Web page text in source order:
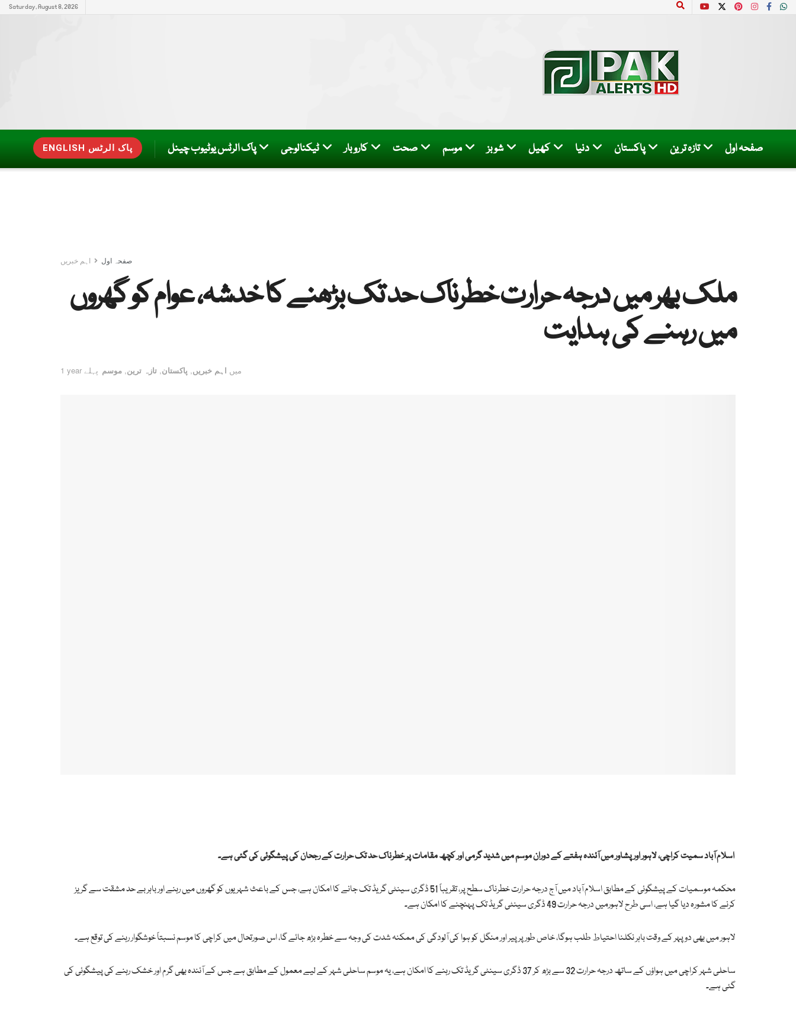
Saturday, August 8, 2026
ENGLISH پاک الرٹس پاک الرٹس یوٹیوب چینل ٹیکنالوجی کاروبار صحت موسم شوبز کھیل دنیا پاکستان تازہ ترین صفحہ اول
صفحہ اول اہم خبریں
ملک بھر میں درجہ حرارت خطرناک حد تک بڑھنے کا خدشہ، عوام کو گھروں
میں رہنے کی ہدایت
1 year پہلے میں اہم خبریں, پاکستان, تازہ ترین, موسم
اسلام آباد سمیت کراچی، لاہور اور پشاور میں آئندہ ہفتے کے دوران موسم میں شدید گرمی اور کچھ مقامات پر خطرناک حد تک حرارت کے رجحان کی پیشگوئی کی گئی ہے۔
محکمہ موسمیات کے پیشگوئی کے مطابق اسلام آباد میں آج درجہ حرارت خطرناک سطح پر، تقریباً 51 ڈگری سینٹی گریڈ تک جانے کا امکان ہے، جس کے باعث شہریوں کو گھروں میں رہنے اور باہر بے حد مشقت سے گریز
کرنے کا مشورہ دیا گیا ہے، اسی طرح لاہورمیں درجہ حرارت 49 ڈگری سینٹی گریڈ تک پہنچنے کا امکان ہے۔
لاہور میں بھی دوپہر کے وقت باہر نکلنا احتیاط طلب ہوگا، خاص طور پر پیر اور منگل کو ہوا کی آلودگی کی ممکنہ شدت کی وجہ سے خطرہ بڑھ جائے گا، اس صورتحال میں کراچی کا موسم نسبتاً خوشگوار رہنے کی توقع ہے۔
ساحلی شہر کراچی میں ہواؤں کے ساتھ درجہ حرارت 32 سے بڑھ کر 37 ڈگری سینٹی گریڈ تک رہنے کا امکان ہے، یہ موسم ساحلی شہر کے لیے معمول کے مطابق ہے جس کے آئندہ بھی گرم اور خشک رہنے کی پیشگوئی کی
گئی ہے۔